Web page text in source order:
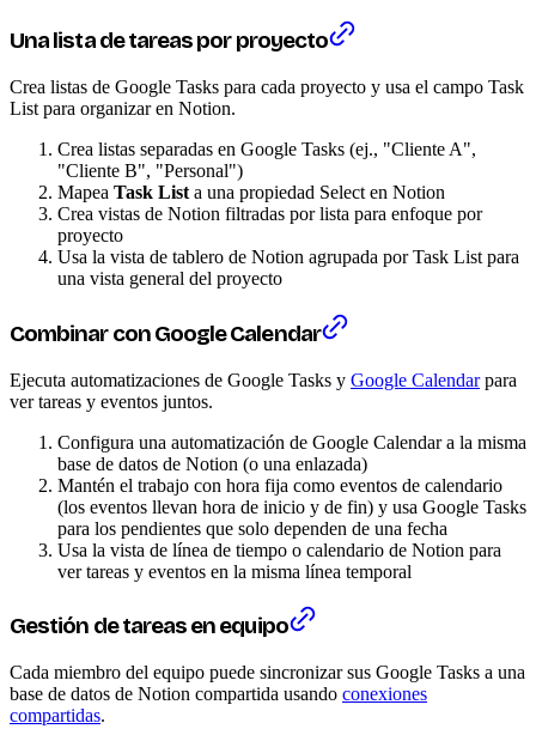
Una lista de tareas por proyecto
Crea listas de Google Tasks para cada proyecto y usa el campo Task
List para organizar en Notion.
Crea listas separadas en Google Tasks (ej., "Cliente A",
"Cliente B", "Personal")
Mapea Task List a una propiedad Select en Notion
Crea vistas de Notion filtradas por lista para enfoque por
proyecto
Usa la vista de tablero de Notion agrupada por Task List para
una vista general del proyecto
Combinar con Google Calendar
Ejecuta automatizaciones de Google Tasks y Google Calendarpara
ver tareas y eventos juntos.
Configura una automatización de Google Calendar a la misma
base de datos de Notion (o una enlazada)
Mantén el trabajo con hora fija como eventos de calendario
(los eventos llevan hora de inicio y de fin) y usa Google Tasks
para los pendientes que solo dependen de una fecha
Usa la vista de línea de tiempo o calendario de Notion para
ver tareas y eventos en la misma línea temporal
Gestión de tareas en equipo
Cada miembro del equipo puede sincronizar sus Google Tasks a una
base de datos de Notion compartida usando conexiones
compartidas.